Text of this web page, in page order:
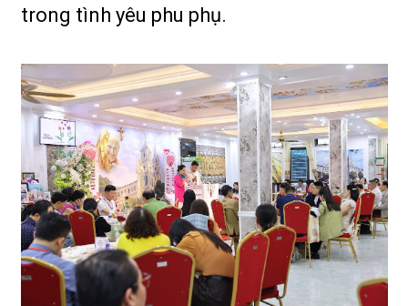
trong tình yêu phu phụ.